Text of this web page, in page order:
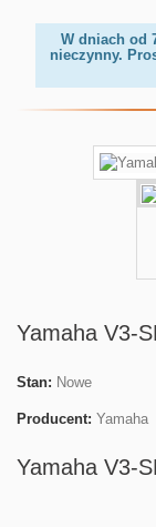
W dniach od
nieczynny.
Yamaha V3-
Stan: Nowe
Producent: Yamaha
Yamaha V3-